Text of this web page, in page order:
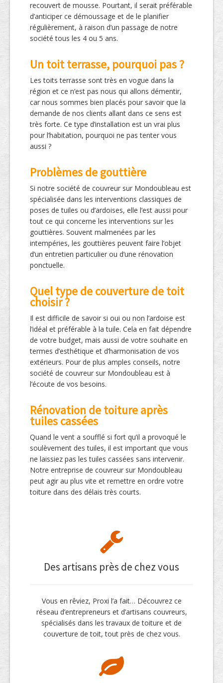
recouvert de mousse. Pourtant, il serait préférable
d’anticiper ce démoussage et de le planifier
régulièrement, à raison d’un passage de notre
société tous les 4 ou 5 ans.
Un toit terrasse, pourquoi pas ?
Les toits terrasse sont très en vogue dans la
région et ce n’est pas nous qui allons démentir,
car nous sommes bien placés pour savoir que la
demande de nos clients allant dans ce sens est
très forte. Ce type d’installation est un vrai plus
pour l’habitation, pourquoi ne pas tenter vous
aussi ?
Problèmes de gouttière
Si notre société de couvreur sur Mondoubleau est
spécialisée dans les interventions classiques de
poses de tuiles ou d’ardoises, elle l’est aussi pour
tout ce qui concerne les interventions sur les
gouttières. Souvent malmenées par les
intempéries, les gouttières peuvent faire l’objet
d’un entretien particulier ou d’une rénovation
ponctuelle.
Quel type de couverture de toit
choisir ?
Il est difficile de savoir si oui ou non l’ardoise est
l’idéal et préférable à la tuile. Cela en fait dépendre
de votre budget, mais aussi de votre souhaite en
termes d’esthétique et d’harmonisation de vos
extérieurs. Pour de plus amples conseils, notre
société de couvreur sur Mondoubleau est à
l’écoute de vos besoins.
Rénovation de toiture après
tuiles cassées
Quand le vent a soufflé si fort qu’il a provoqué le
soulèvement des tuiles, il est important que vous
ne laissiez pas les tuiles cassées sans intervenir.
Notre entreprise de couvreur sur Mondoubleau
peut agir au plus vite et remettre en ordre votre
toiture dans des délais très courts.
Des artisans près de chez vous
Vous en rêviez, Proxi l’a fait… Découvrez ce
réseau d’entrepreneurs et d’artisans couvreurs,
spécialisés dans les travaux de toiture et de
couverture de toit, tout près de chez vous.